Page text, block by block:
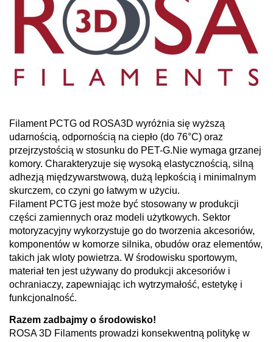
Filament PCTG od ROSA3D wyróżnia się wyższą
udarnością, odpornością na ciepło (do 76°C) oraz
przejrzystością w stosunku do PET-G.Nie wymaga grzanej
komory. Charakteryzuje się wysoką elastycznością, silną
adhezją międzywarstwową, dużą lepkością i minimalnym
skurczem, co czyni go łatwym w użyciu.
Filament PCTG jest może być stosowany w produkcji
części zamiennych oraz modeli użytkowych. Sektor
motoryzacyjny wykorzystuje go do tworzenia akcesoriów,
komponentów w komorze silnika, obudów oraz elementów,
takich jak wloty powietrza. W środowisku sportowym,
materiał ten jest używany do produkcji akcesoriów i
ochraniaczy, zapewniając ich wytrzymałość, estetykę i
funkcjonalność.
Razem zadbajmy o środowisko!
ROSA 3D Filaments prowadzi konsekwentną politykę w